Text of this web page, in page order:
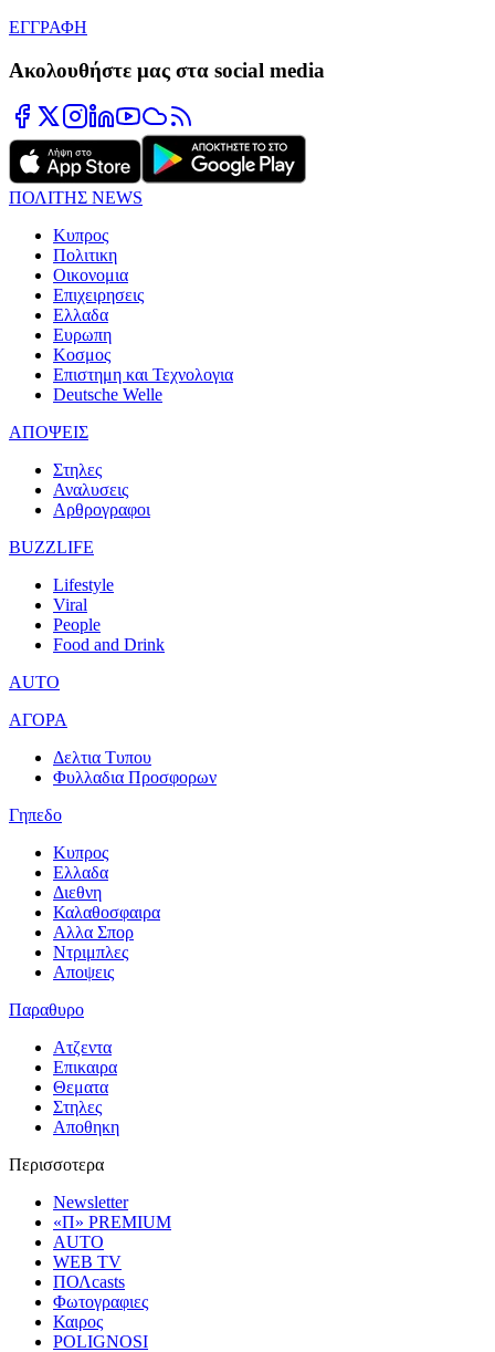
ΕΓΓΡΑΦΗ
Ακολουθήστε μας στα social media
ΠΟΛΙΤΗΣ NEWS
Κυπρος
Πολιτικη
Οικονομια
Επιχειρησεις
Ελλαδα
Ευρωπη
Κοσμος
Επιστημη και Τεχνολογια
Deutsche Welle
ΑΠΟΨΕΙΣ
Στηλες
Αναλυσεις
Αρθρογραφοι
BUZZLIFE
Lifestyle
Viral
People
Food and Drink
AUTO
ΑΓΟΡΑ
Δελτια Τυπου
Φυλλαδια Προσφορων
Γηπεδο
Κυπρος
Ελλαδα
Διεθνη
Καλαθοσφαιρα
Αλλα Σπορ
Ντριμπλες
Αποψεις
Παραθυρο
Ατζεντα
Επικαιρα
Θεματα
Στηλες
Αποθηκη
Περισσοτερα
Newsletter
«Π» PREMIUM
AUTO
WEB TV
ΠΟΛcasts
Φωτογραφιες
Καιρος
POLIGNOSI